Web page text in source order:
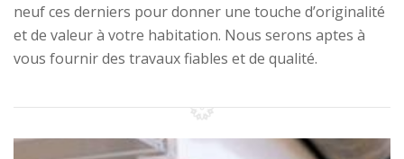
neuf ces derniers pour donner une touche d’originalité
et de valeur à votre habitation. Nous serons aptes à
vous fournir des travaux fiables et de qualité.